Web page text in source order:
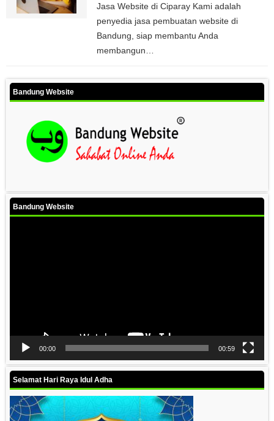
Jasa Website di Ciparay Kami adalah
penyedia jasa pembuatan website di
Bandung, siap membantu Anda
membangun…
Bandung Website
Bandung Website
00:00 00:59
Selamat Hari Raya Idul Adha